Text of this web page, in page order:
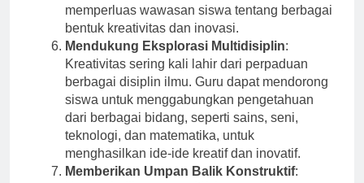
memperluas wawasan siswa tentang berbagai
bentuk kreativitas dan inovasi.
Mendukung Eksplorasi Multidisiplin:
Kreativitas sering kali lahir dari perpaduan
berbagai disiplin ilmu. Guru dapat mendorong
siswa untuk menggabungkan pengetahuan
dari berbagai bidang, seperti sains, seni,
teknologi, dan matematika, untuk
menghasilkan ide-ide kreatif dan inovatif.
Memberikan Umpan Balik Konstruktif: